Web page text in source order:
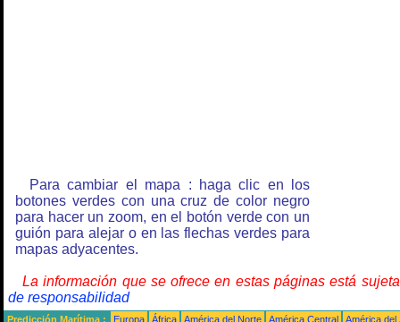
Para cambiar el mapa : haga clic en los
botones verdes con una cruz de color negro
para hacer un zoom, en el botón verde con un
guión para alejar o en las flechas verdes para
mapas adyacentes.
La información que se ofrece en estas páginas está
de responsabilidad
Predicción Marítima : Europa África América del Norte América Central
América del